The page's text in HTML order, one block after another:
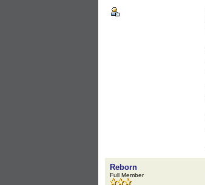
Reborn
Full Member